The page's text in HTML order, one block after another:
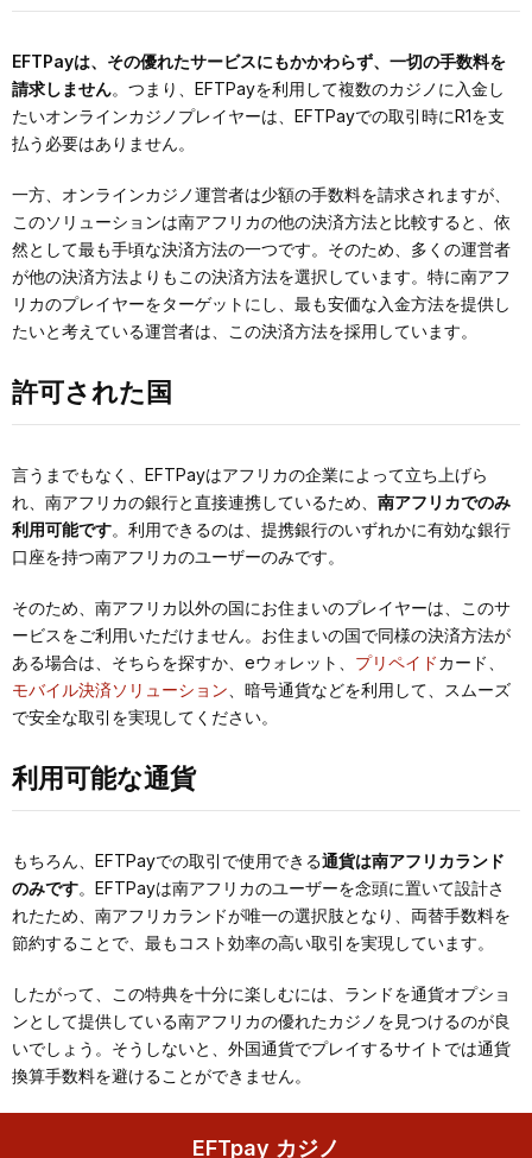
EFTPayは、その優れたサービスにもかかわらず、一切の手数料を
請求しません。つまり、EFTPayを利用して複数のカジノに入金し
たいオンラインカジノプレイヤーは、EFTPayでの取引時にR1を支
払う必要はありません。
一方、オンラインカジノ運営者は少額の手数料を請求されますが、
このソリューションは南アフリカの他の決済方法と比較すると、依
然として最も手頃な決済方法の一つです。そのため、多くの運営者
が他の決済方法よりもこの決済方法を選択しています。特に南アフ
リカのプレイヤーをターゲットにし、最も安価な入金方法を提供し
たいと考えている運営者は、この決済方法を採用しています。
許可された国
言うまでもなく、EFTPayはアフリカの企業によって立ち上げら
れ、南アフリカの銀行と直接連携しているため、 南アフリカでのみ
利用可能です。利用できるのは、提携銀行のいずれかに有効な銀行
口座を持つ南アフリカのユーザーのみです。
そのため、南アフリカ以外の国にお住まいのプレイヤーは、このサ
ービスをご利用いただけません。お住まいの国で同様の決済方法が
ある場合は、そちらを探すか、eウォレット、 プリペイドカード、
モバイル決済ソリューション 、暗号通貨などを利用して、スムーズ
で安全な取引を実現してください。
利用可能な通貨
もちろん、EFTPayでの取引で使用できる通貨は南アフリカランド
のみです。EFTPayは南アフリカのユーザーを念頭に置いて設計さ
れたため、南アフリカランドが唯一の選択肢となり、両替手数料を
節約することで、最もコスト効率の高い取引を実現しています。
したがって、この特典を十分に楽しむには、ランドを通貨オプショ
ンとして提供している南アフリカの優れたカジノを見つけるのが良
いでしょう。そうしないと、外国通貨でプレイするサイトでは通貨
換算手数料を避けることができません。
EFTpay カジノ